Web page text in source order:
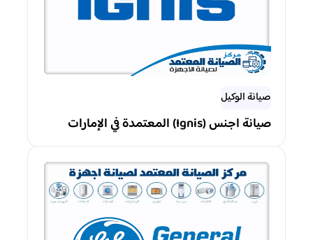
صيانة الوكيل
صيانة اجنس (Ignis) المعتمدة في الإمارات